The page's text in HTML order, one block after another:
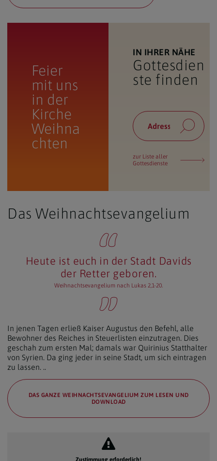
IN IHRER NÄHE
Gottesdien
ste finden
zur Liste aller
Gottesdienste
Feier
mit uns
in der
Kirche
Weihna
chten
Das Weihnachtsevangelium
Heute ist euch in der Stadt Davids
der Retter geboren.
Weihnachtsevangelium nach Lukas 2,1-20.
In jenen Tagen erließ Kaiser Augustus den Befehl, alle
Bewohner des Reiches in Steuerlisten einzutragen. Dies
geschah zum ersten Mal; damals war Quirinius Statthalter
von Syrien. Da ging jeder in seine Stadt, um sich eintragen
zu lassen. ..
DAS GANZE WEIHNACHTSEVANGELIUM ZUM LESEN UND
DOWNLOAD
Zustimmung erforderlich!